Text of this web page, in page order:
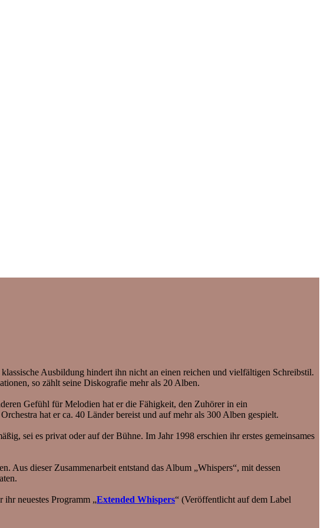
Ausbildung hindert ihn nicht an einen reichen und vielfältigen Schreibstil.
so zählt seine Diskografie mehr als 20 Alben.
Gefühl für Melodien hat er die Fähigkeit, den Zuhörer in ein
hat er ca. 40 Länder bereist und auf mehr als 300 Alben gespielt.
sei es privat oder auf der Bühne. Im Jahr 1998 erschien ihr erstes gemeinsames
Aus dieser Zusammenarbeit entstand das Album „Whispers“, mit dessen
neuestes Programm „Extended Whispers“ (Veröffentlicht auf dem Label